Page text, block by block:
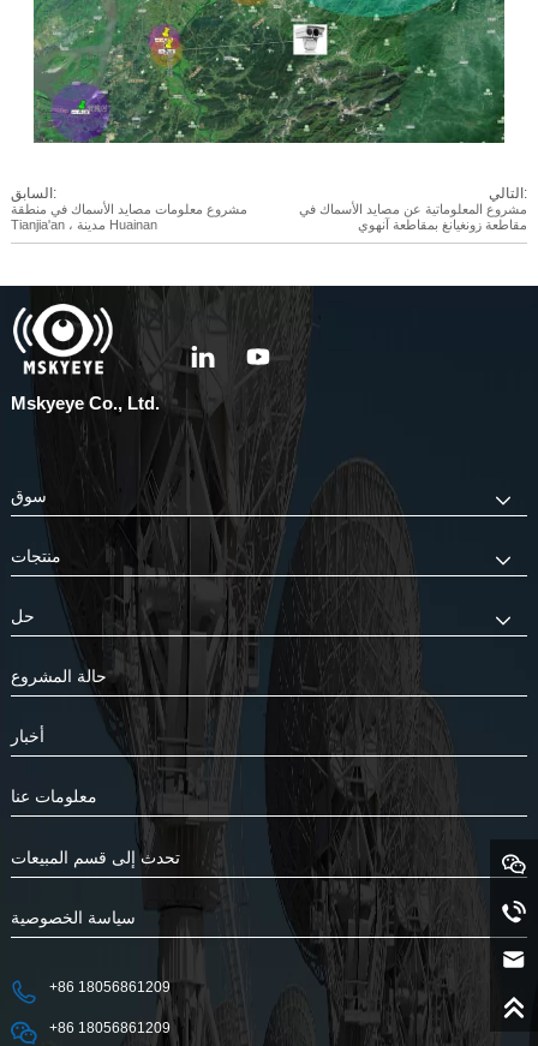
السابق:
مشروع معلومات مصايد الأسماك في منطقة
Tianjia'an ، مدينة Huainan
التالي:
مشروع المعلوماتية عن مصايد الأسماك في
مقاطعة زونغيانغ بمقاطعة آنهوي
Mskyeye Co., Ltd.
سوق
منتجات
حل
حالة المشروع
أخبار
معلومات عنا
تحدث إلى قسم المبيعات
سياسة الخصوصية
+86 18056861209
+86 18056861209